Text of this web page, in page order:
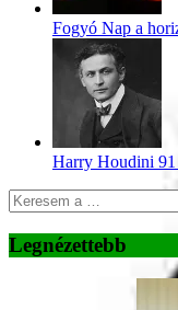
Fogyó Nap a
Harry Houdini 91
Legnézettebb